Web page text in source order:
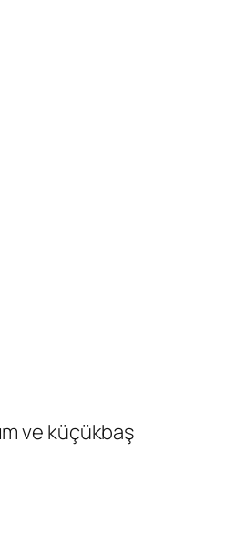
ve küçükbaş